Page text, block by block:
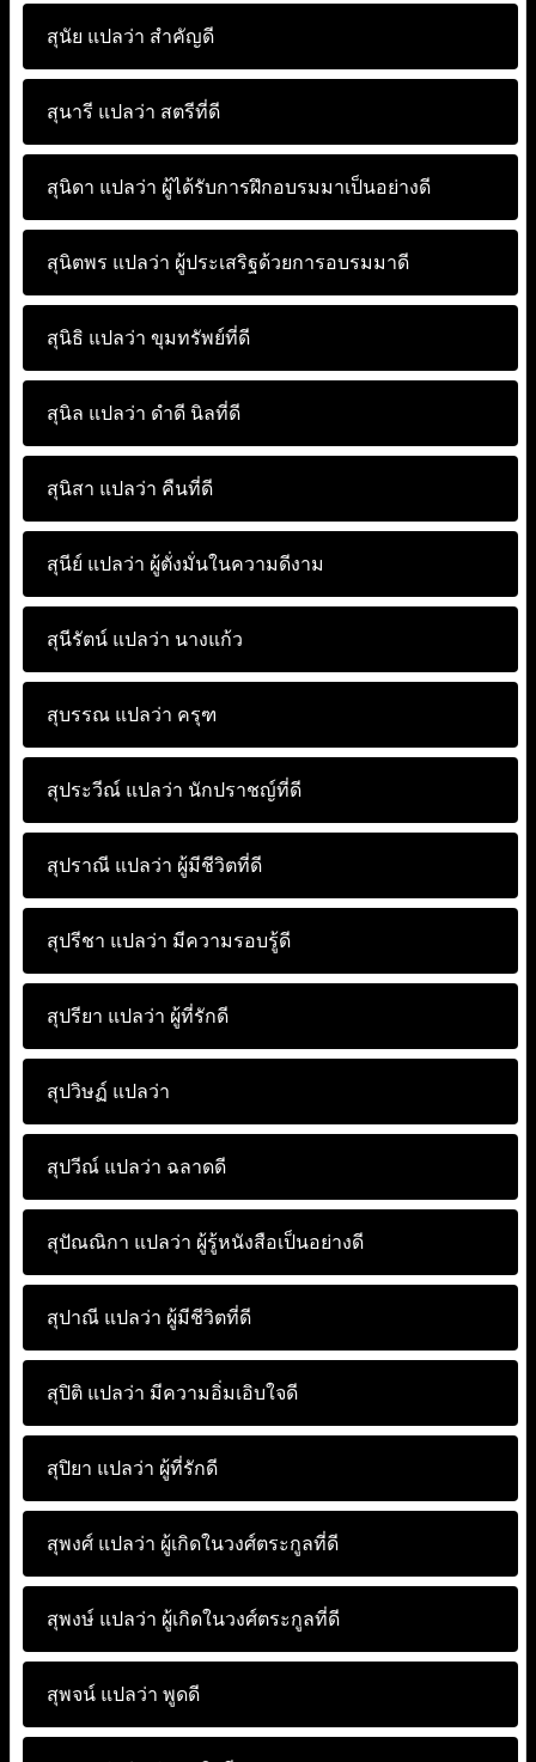
สุนัย แปลว่า สำคัญดี
สุนารี แปลว่า สตรีที่ดี
สุนิดา แปลว่า ผู้ได้รับการฝึกอบรมมาเป็นอย่างดี
สุนิตพร แปลว่า ผู้ประเสริฐด้วยการอบรมมาดี
สุนิธิ แปลว่า ขุมทรัพย์ที่ดี
สุนิล แปลว่า ดำดี นิลที่ดี
สุนิสา แปลว่า คืนที่ดี
สุนีย์ แปลว่า ผู้ตั่งมั่นในความดีงาม
สุนีรัตน์ แปลว่า นางแก้ว
สุบรรณ แปลว่า ครุฑ
สุประวีณ์ แปลว่า นักปราชญ์ที่ดี
สุปราณี แปลว่า ผู้มีชีวิตที่ดี
สุปรีชา แปลว่า มีความรอบรู้ดี
สุปรียา แปลว่า ผู้ที่รักดี
สุปวิษฏ์ แปลว่า
สุปวีณ์ แปลว่า ฉลาดดี
สุปัณณิกา แปลว่า ผู้รู้หนังสือเป็นอย่างดี
สุปาณี แปลว่า ผู้มีชีวิตที่ดี
สุปิติ แปลว่า มีความอิ่มเอิบใจดี
สุปิยา แปลว่า ผู้ที่รักดี
สุพงศ์ แปลว่า ผู้เกิดในวงศ์ตระกูลที่ดี
สุพงษ์ แปลว่า ผู้เกิดในวงศ์ตระกูลที่ดี
สุพจน์ แปลว่า พูดดี